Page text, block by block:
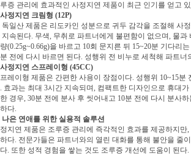
증 관리에 효과적인 사정지연 제품이 최근 인기를 얻고
정지연 크림형 (12P)
독일산 제품은 리도카인 성분으로 귀두 감각을 조절해 사
지속된다. 무색, 무취로 파트너에게 불편함이 없으며, 물
(0.25g~0.66g)을 바르고 10회 문지른 뒤 15~20분 기다리
전에 다시 바르면 된다. 성행위 전 비누로 세척해 파트너
정지연 스프레이형 (45CC)
레이형 제품은 간편한 사용이 장점이다. 성행위 10~15분
효과는 최대 3시간 지속되며, 컴팩트한 디자인으로 휴대
경우, 30분 전에 분사 후 씻어내고 10분 전에 다시 분사
다.
나은 연애를 위한 실용적 솔루션
지연 제품은 조루증 관리에 즉각적인 효과를 제공하지
다. 전문가들은 파트너와의 열린 대화를 통해 불안을 줄
. 또한 성적 경험을 쌓는 것도 조루증 개선에 도움이 된